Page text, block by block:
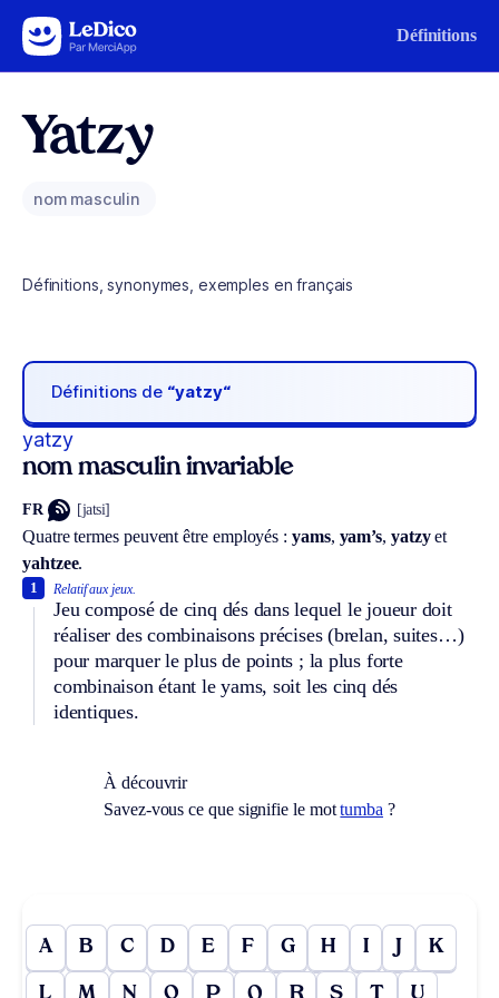
Aller au contenu Définitions
Yatzy
nom masculin
Définitions, synonymes, exemples en français
Définitions de “yatzy“
yatzy
nom masculin invariable
FR [jatsi]
Quatre termes peuvent être employés : yams, yam’s, yatzyet
yahtzee.
Relatif aux jeux.
Jeu composé de cinq dés dans lequel le joueur doit
réaliser des combinaisons précises (brelan, suites…)
pour marquer le plus de points ; la plus forte
combinaison étant le yams, soit les cinq dés
identiques.
1
À découvrir
Savez-vous ce que signifie le mottumba ?
A B C D E F G H I J K